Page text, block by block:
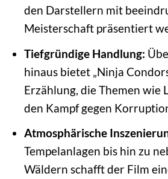
den Darstellern mit
Meisterschaft präsentiert
Tiefgründige Handlung:
hinaus bietet „Ninja
Erzählung, die Themen wie
den Kampf gegen
Atmosphärische
Tempelanlagen bis hin zu
Wäldern schafft der Film